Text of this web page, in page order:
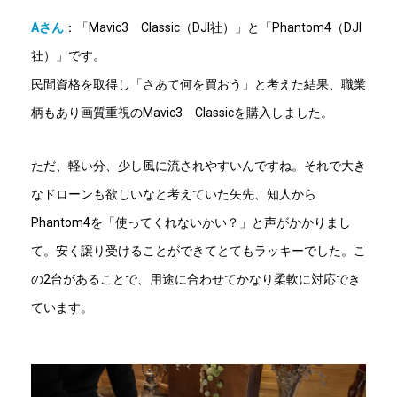
Aさん ：
「Mavic3 Classic（DJI社）」と「Phantom4（DJI
社）」です。
民間資格を取得し「さあて何を買おう」と考えた結果、職業
柄もあり画質重視のMavic3 Classicを購入しました。
ただ、軽い分、少し風に流されやすいんですね。それで大き
なドローンも欲しいなと考えていた矢先、知人から
Phantom4を「使ってくれないかい？」と声がかかりまし
て。安く譲り受けることができてとてもラッキーでした。こ
の2台があることで、用途に合わせてかなり柔軟に対応でき
ています。